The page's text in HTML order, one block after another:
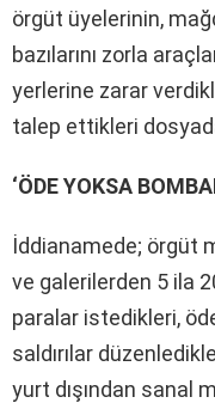
örgüt üyelerinin,
bazılarını zorla
yerlerine zarar
talep ettikleri
‘ÖDE YOKSA
İddianamede; örgüt
ve galerilerden 5 ila
paralar istedikleri,
saldırılar
yurt dışından sanal